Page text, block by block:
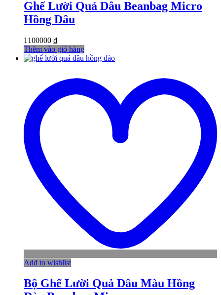
Ghế Lười Quả Dâu Beanbag Micro
Hồng Dâu
1100000 ₫
Thêm vào giỏ hàng
Add to wishlist
Bộ Ghế Lười Quả Dâu Màu Hồng